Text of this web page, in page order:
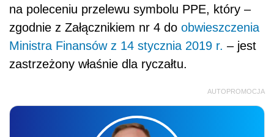
na poleceniu przelewu symbolu PPE, który –
zgodnie z Załącznikiem nr 4 do obwieszczenia
Ministra Finansów z 14 stycznia 2019 r. – jest
zastrzeżony właśnie dla ryczałtu.
AUTOPROMOCJA